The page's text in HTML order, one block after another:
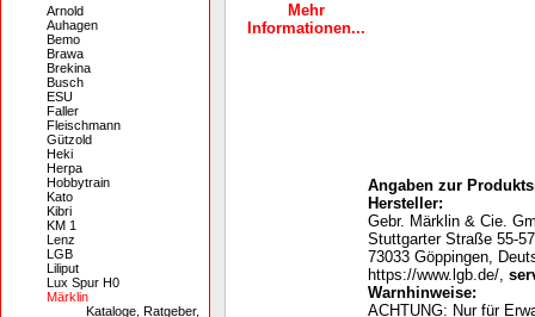
Arnold
Auhagen
Bemo
Brawa
Brekina
Busch
ESU
Faller
Fleischmann
Gützold
Heki
Herpa
Hobbytrain
Kato
Kibri
KM 1
Lenz
LGB
Liliput
Lux Spur H0
Märklin
Kataloge, Ratgeber,
Mehr
Informationen...
Angaben zur
Hersteller:
Gebr. Märklin & Cie.
Stuttgarter Straße 55-57
73033 Göppingen,
https://www.lgb.de/,
Warnhinweise:
ACHTUNG: Nur für